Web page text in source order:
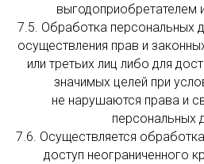
выгодоприобретателем
7.5. Обработка персональных
осуществления прав и
или третьих лиц либо для
значимых целей при
не нарушаются права и
персональных
7.6. Осуществляется
доступ неограниченного